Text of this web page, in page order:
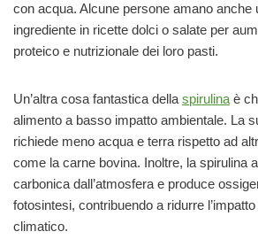
con acqua. Alcune persone amano anche
ingrediente in ricette dolci o salate per
proteico e nutrizionale dei loro pasti.
Un’altra cosa fantastica dellaspirulinaè
alimento a basso impatto ambientale. La
richiede meno acqua e terra rispetto ad
come la carne bovina. Inoltre, la spirulina
carbonica dall’atmosfera e produce
fotosintesi, contribuendo a ridurre
climatico.